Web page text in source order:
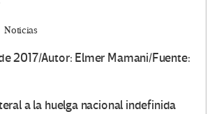
Noticias
2017/Autor: Elmer Mamani/Fuente:
a la huelga nacional indefinida